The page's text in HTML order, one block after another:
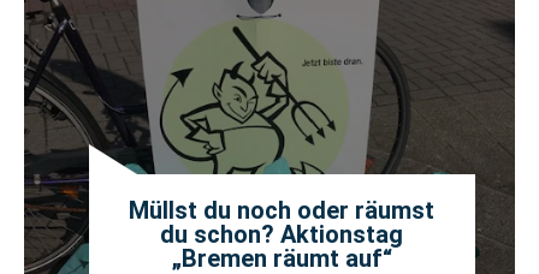
Müllst du noch oder räumst
du schon? Aktionstag
„Bremen räumt auf“